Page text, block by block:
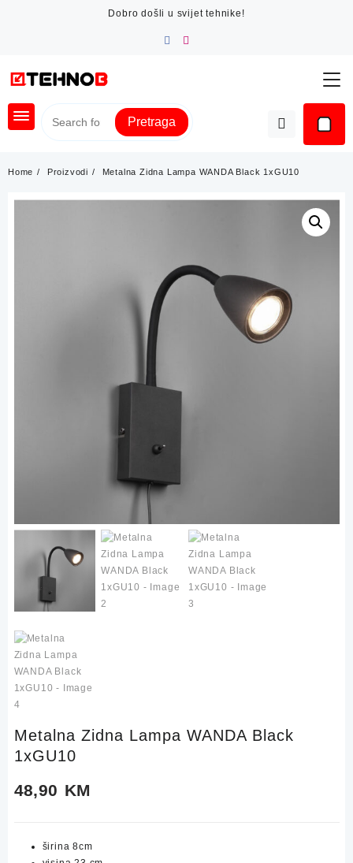
Dobro došli u svijet tehnike!
Pretraga
Home Proizvodi Metalna Zidna Lampa WANDA Black 1xGU10
Metalna Zidna Lampa WANDA Black
1xGU10
48,90 KM
širina 8cm